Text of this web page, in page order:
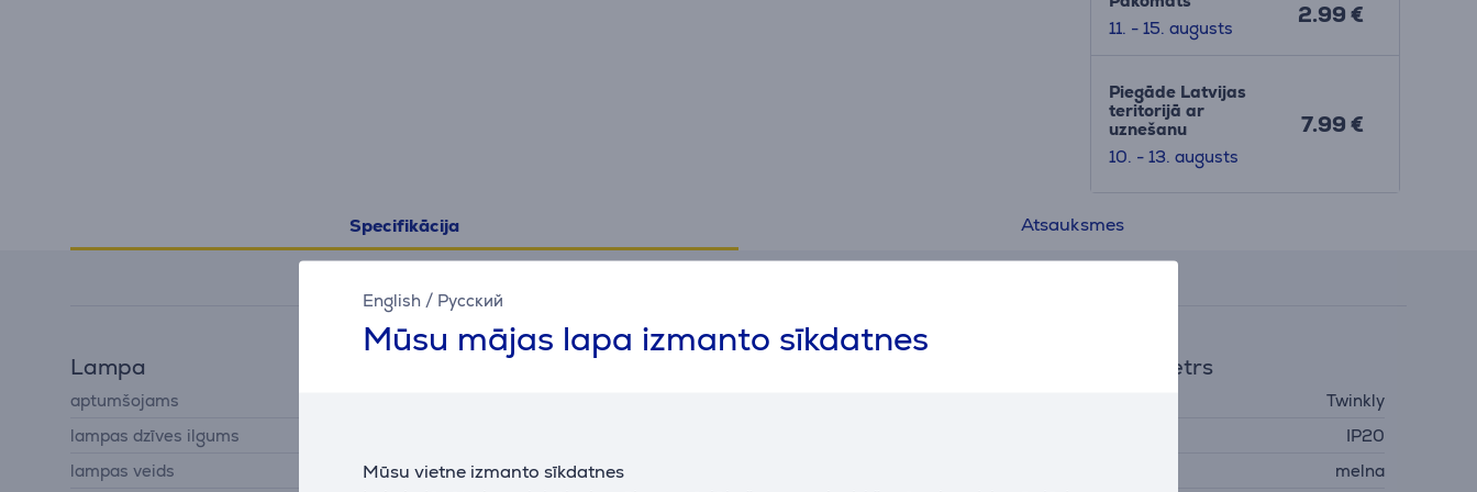
English / Русский
Mūsu mājas lapa izmanto sīkdatnes
Mūsu vietne izmanto sīkdatnes
11. - 15. augusts
2.99 €
Piegāde Latvijas
teritorijā ar
uznešanu
10. - 13. augusts
7.99 €
Specifikācija Atsauksmes
Lampa
aptumšojams
lampas dzīves ilgums
lampas veids
LED
Savienojumi
Bluetooth
Vispārējais parametrs
Twinkly
IP20
melna